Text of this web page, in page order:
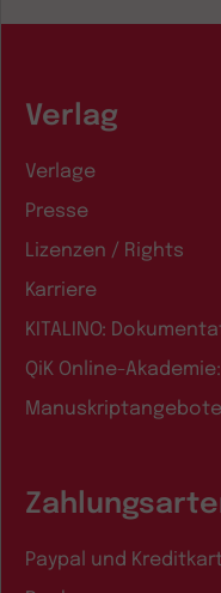
Verlag
Verlage
Presse
Lizenzen / Rights
Karriere
KITALINO:
QiK Online-
Manuskriptangebote
Paypal und